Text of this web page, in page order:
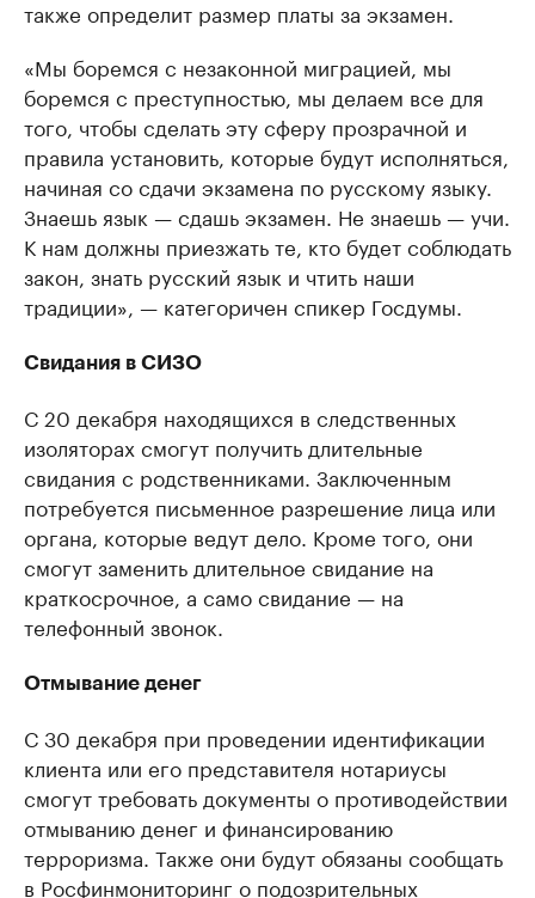
также определит размер платы за экзамен.
«Мы боремся с незаконной миграцией, мы
боремся с преступностью, мы делаем все для
того, чтобы сделать эту сферу прозрачной и
правила установить, которые будут исполняться,
начиная со сдачи экзамена по русскому языку.
Знаешь язык — сдашь экзамен. Не знаешь — учи.
К нам должны приезжать те, кто будет соблюдать
закон, знать русский язык и чтить наши
традиции», — категоричен спикер Госдумы.
Свидания в СИЗО
С 20 декабря находящихся в следственных
изоляторах смогут получить длительные
свидания с родственниками. Заключенным
потребуется письменное разрешение лица или
органа, которые ведут дело. Кроме того, они
смогут заменить длительное свидание на
краткосрочное, а само свидание — на
телефонный звонок.
Отмывание денег
С 30 декабря при проведении идентификации
клиента или его представителя нотариусы
смогут требовать документы о противодействии
отмыванию денег и финансированию
терроризма. Также они будут обязаны сообщать
в Росфинмониторинг о подозрительных